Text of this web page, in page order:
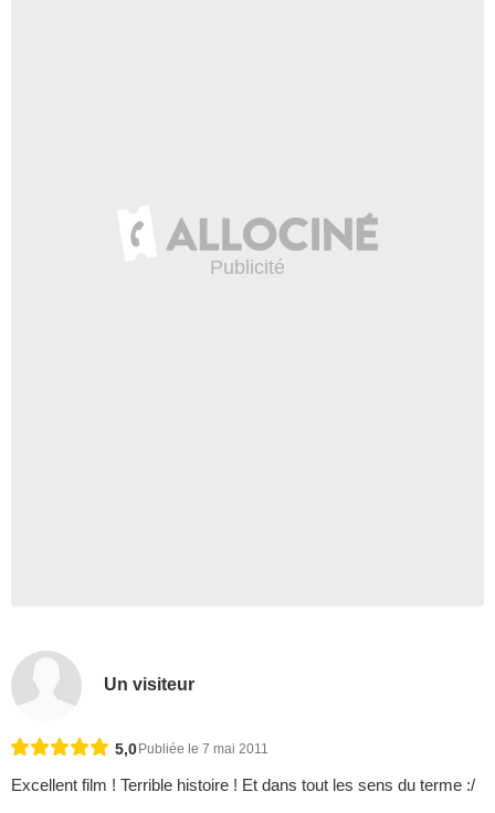
Un visiteur
5,0 Publiée le 7 mai 2011
Excellent film ! Terrible histoire ! Et dans tout les sens du terme :/